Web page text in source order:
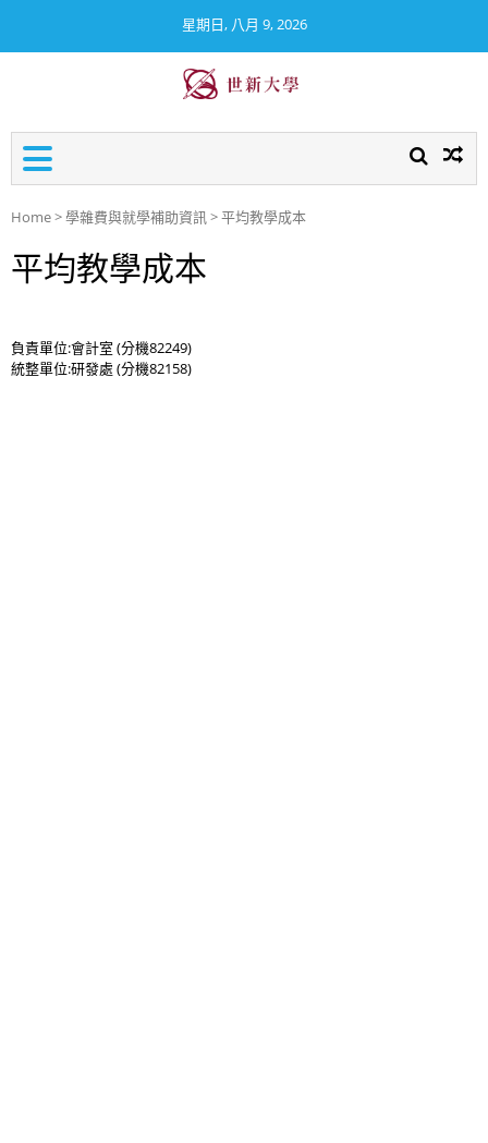
星期日, 八月 9, 2026
Home>學雜費與就學補助資訊>平均教學成本
平均教學成本
負責單位:會計室 (分機82249)
統整單位:研發處 (分機82158)